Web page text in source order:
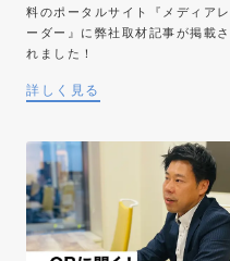
料のポータルサイト『メディアレ
ーダー』に弊社取材記事が掲載さ
れました！
詳しく見る